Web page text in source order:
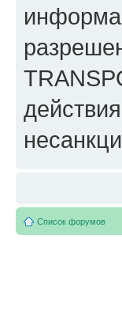
Список форумов